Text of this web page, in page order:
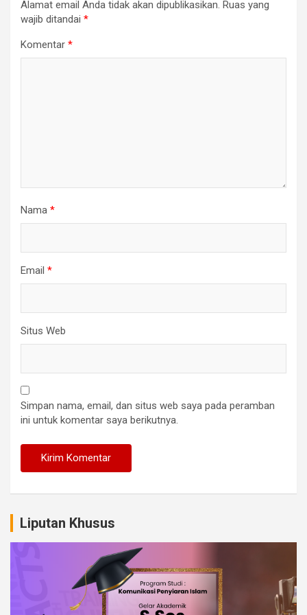
Alamat email Anda tidak akan dipublikasikan. Ruas yang
wajib ditandai *
Komentar *
Nama *
Email *
Situs Web
Simpan nama, email, dan situs web saya pada peramban
ini untuk komentar saya berikutnya.
Liputan Khusus